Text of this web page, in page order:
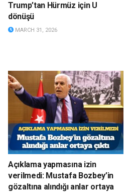
Trump’tan Hürmüz için U
dönüşü
MARCH 31, 2026
Açıklama yapmasına izin
verilmedi: Mustafa Bozbey’in
gözaltına alındığı anlar ortaya